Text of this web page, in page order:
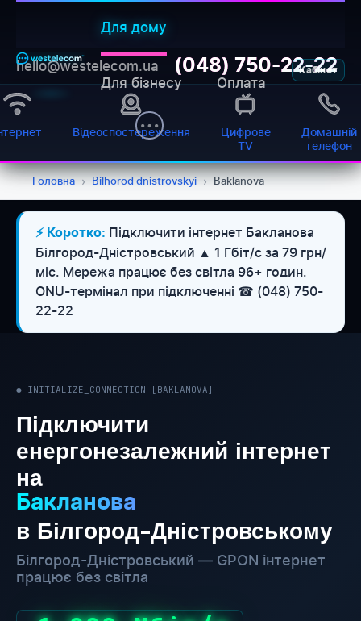
Для дому
Для бізнесу Оплата
Кабінет
hello@westelecom.ua (048) 750-22-22
Відеоспостереження
Цифрове
TV
Домашній
телефон
Головна › Bilhorod dnistrovskyi › Baklanova
⚡ Коротко: Підключити інтернет Бакланова
Білгород-Дністровський ▲ 1 Гбіт/с за 79 грн/
міс. Мережа працює без світла 96+ годин.
ONU-термінал при підключенні ☎ (048) 750-
22-22
● INITIALIZE_CONNECTION [BAKLANOVA]
Підключити
енергонезалежний інтернет
на
Бакланова
в Білгород-Дністровському
Білгород-Дністровський — GPON інтернет
працює без світла